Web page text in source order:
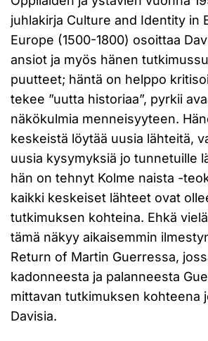
juhlakirja Culture and Identity in
Europe (1500-1800) osoittaa
ansiot ja myös hänen
puutteet; häntä on helppo
tekee ”uutta historiaa”, pyrkii
näkökulmia menneisyyteen.
keskeistä löytää uusia lähteitä,
uusia kysymyksiä jo tunnetuille
hän on tehnyt Kolme naista -
kaikki keskeiset lähteet ovat
tutkimuksen kohteina. Ehkä
tämä näkyy aikaisemmin
Return of Martin Guerressa,
kadonneesta ja palanneesta
mittavan tutkimuksen kohteena
Davisia.